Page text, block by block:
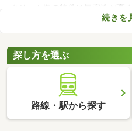
クリート造の物件は気密性が高
の音で演奏すればトラブルにな
くことがおすすめです。
続きを
探し方を選ぶ
路線・駅から探す